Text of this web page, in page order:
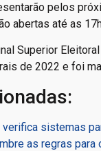
pelos
abertas até as
Superior
de 2022 e foi
sistemas
as regras para